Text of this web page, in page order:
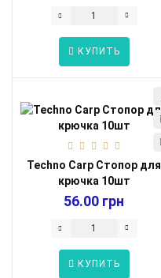
КУПИТЬ
Techno Carp Стопор для
крючка 10шт
56.00 грн
КУПИТЬ